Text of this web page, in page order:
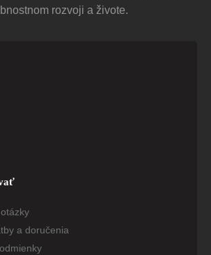
rozvoji a živote.
a doručenia